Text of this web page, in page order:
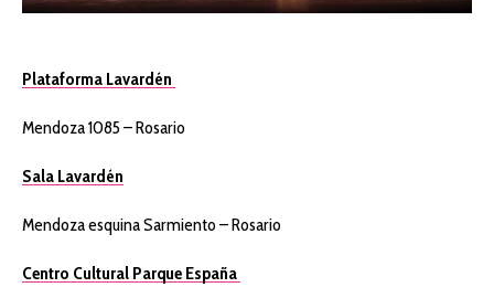
Plataforma Lavardén
Mendoza 1085 – Rosario
Sala Lavardén
Mendoza esquina Sarmiento – Rosario
Centro Cultural Parque España